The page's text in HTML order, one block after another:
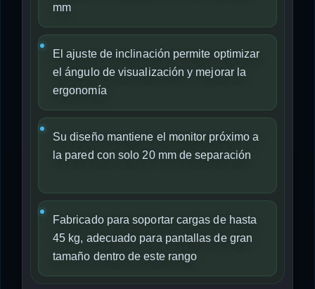
mm
El ajuste de inclinación permite optimizar
el ángulo de visualización y mejorar la
ergonomía
Su diseño mantiene el monitor próximo a
la pared con solo 20 mm de separación
Fabricado para soportar cargas de hasta
45 kg, adecuado para pantallas de gran
tamaño dentro de este rango